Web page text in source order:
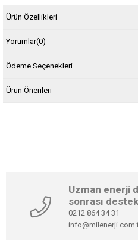
Ürün Özellikleri
Yorumlar(0)
Ödeme Seçenekleri
Ürün Önerileri
Uzman enerji
sonrası destek
0212 864 34 31